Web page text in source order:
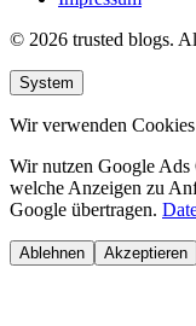
© 2026 trusted blogs.
System
Wir verwenden Cookies
Wir nutzen Google Ads
welche Anzeigen zu
Google übertragen.
Ablehnen Akzeptieren